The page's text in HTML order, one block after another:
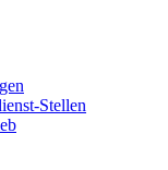
Stellen